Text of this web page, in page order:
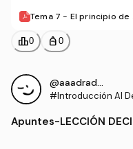
Tema 7 - El principio de
leaderboard0 personal_bag 0
@aaadrados
#Introducción Al
Apuntes-LECCIÓN